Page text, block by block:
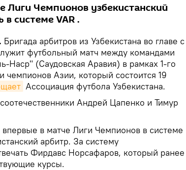
Лиги Чемпионов узбекистанский
системе VAR .
Бригада арбитров из Узбекистана во главе с
футбольный матч между командами
Наср" (Саудовская Аравия) в рамках 1-го
чемпионов Азии, который состоится 19
Ассоциация футбола Узбекистана.
Андрей Цапенко и Тимур
в матче Лиги Чемпионов в системе
арбитр. За систему
Фирдавс Норсафаров, который ранее
курсы.